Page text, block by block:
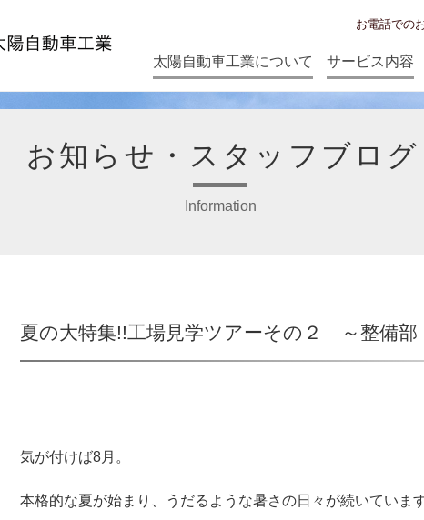
お電話での
太陽自動車工業について サービス内容
お知らせ・スタッフブログ
Information
夏の大特集!!工場見学ツアーその２ ～整備部
気が付けば8月。
本格的な夏が始まり、うだるような暑さの日々が続いていま